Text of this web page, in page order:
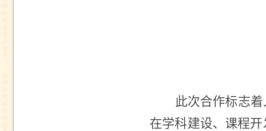
此次合作标志
在学科建设、课程